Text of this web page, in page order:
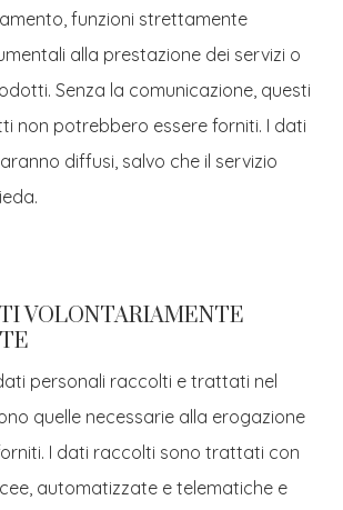
funzioni strettamente
alla prestazione dei servizi o
Senza la comunicazione, questi
non potrebbero essere forniti. I dati
diffusi, salvo che il servizio
VOLONTARIAMENTE
personali raccolti e trattati nel
quelle necessarie alla erogazione
I dati raccolti sono trattati con
automatizzate e telematiche e